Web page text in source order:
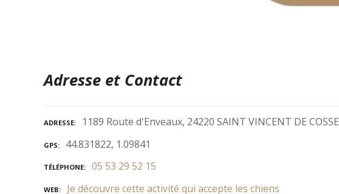
Adresse et Contact
ADRESSE 1189 Route d'Enveaux, 24220 SAINT VINCENT DE COSSE
GPS 44.831822, 1.09841
TÉLÉPHONE 05 53 29 52 15
WEB Je découvre cette activité qui accepte les chiens